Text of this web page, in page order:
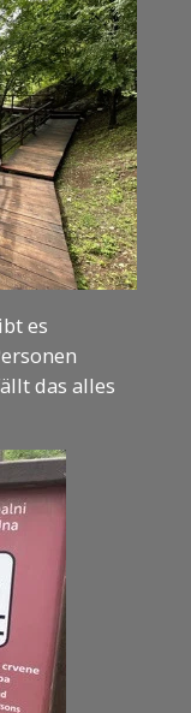
es
das alles